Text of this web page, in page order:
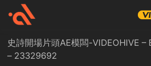
史詩開場片頭AE模闆-VIDEOHIVE –
– 23329692